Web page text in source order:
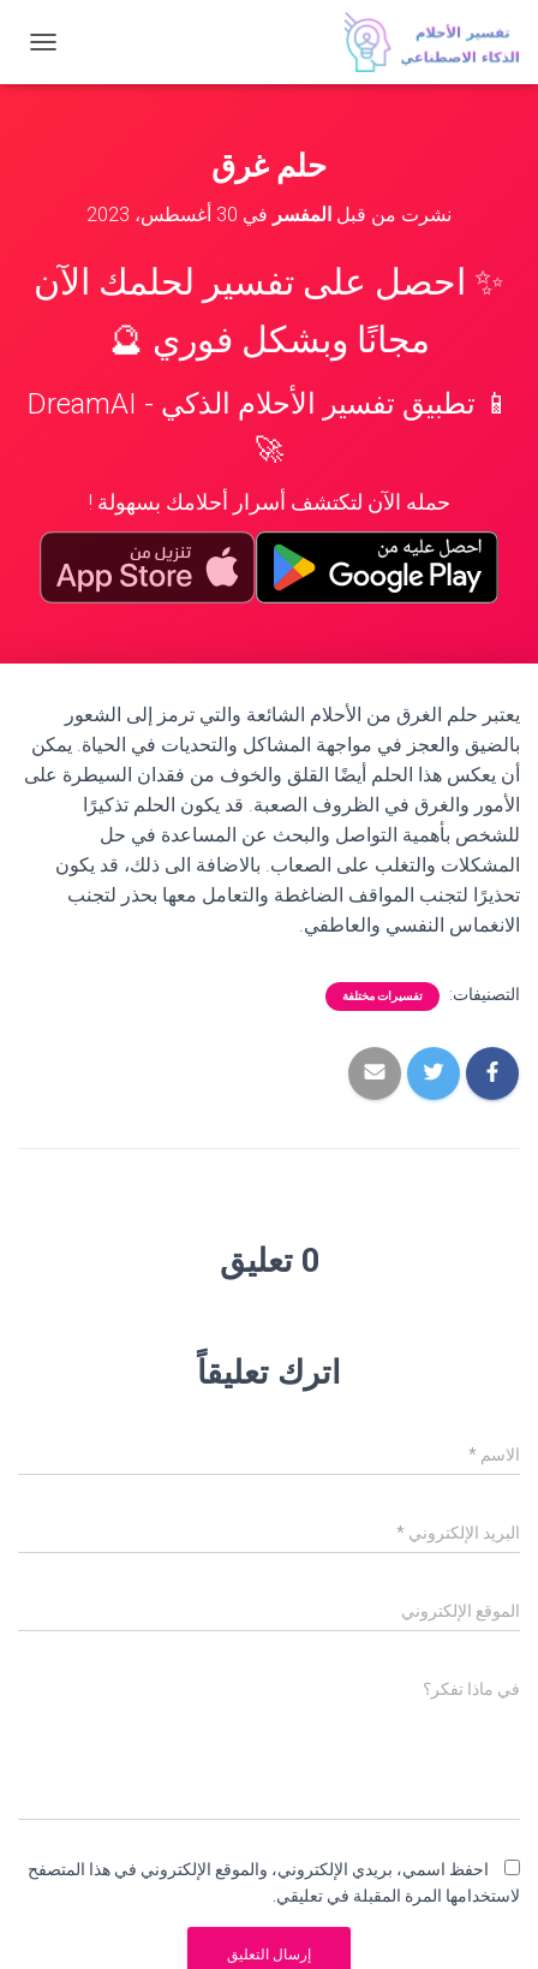
ب
ل
حلم غرق
نشرت من قبل المفسر في 30 أغسطس، 2023
✨ احصل على تفسير لحلمك الآن
مجانًا وبشكل فوري 🔮
📱 تطبيق تفسير الأحلام الذكي - DreamAI
🚀
حمله الآن لتكتشف أسرار أحلامك بسهولة !
يعتبر حلم الغرق من الأحلام الشائعة والتي ترمز إلى الشعور
بالضيق والعجز في مواجهة المشاكل والتحديات في الحياة. يمكن
أن يعكس هذا الحلم أيضًا القلق والخوف من فقدان السيطرة على
الأمور والغرق في الظروف الصعبة. قد يكون الحلم تذكيرًا
للشخص بأهمية التواصل والبحث عن المساعدة في حل
المشكلات والتغلب على الصعاب. بالاضافة الى ذلك، قد يكون
تحذيرًا لتجنب المواقف الضاغطة والتعامل معها بحذر لتجنب
الانغماس النفسي والعاطفي.
التصنيفات: تفسيرات مختلفة
0 تعليق
اترك تعليقاً
الاسم *
البريد الإلكتروني *
الموقع الإلكتروني
في ماذا تفكر؟
احفظ اسمي، بريدي الإلكتروني، والموقع الإلكتروني في هذا المتصفح
لاستخدامها المرة المقبلة في تعليقي.